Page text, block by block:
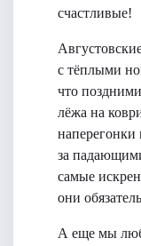
счастливые!
с тёплыми
что
лёжа на
наперегонки
за
самые
они
А еще мы